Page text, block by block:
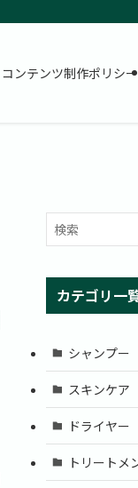
コンテンツ制作ポリシー
カテゴリ一
シャンプー
スキンケア
ドライヤー
トリートメ